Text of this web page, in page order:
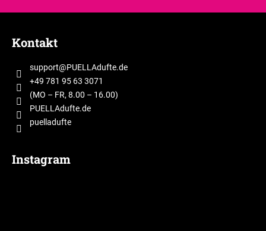
Kontakt
support@PUELLAdufte.de
+49 781 95 63 3071
(MO – FR, 8.00 – 16.00)
PUELLAdufte.de
puelladufte
Instagram